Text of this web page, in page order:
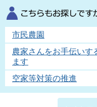
市民農園
農家さんをお手伝いす
ます
空家等対策の推進